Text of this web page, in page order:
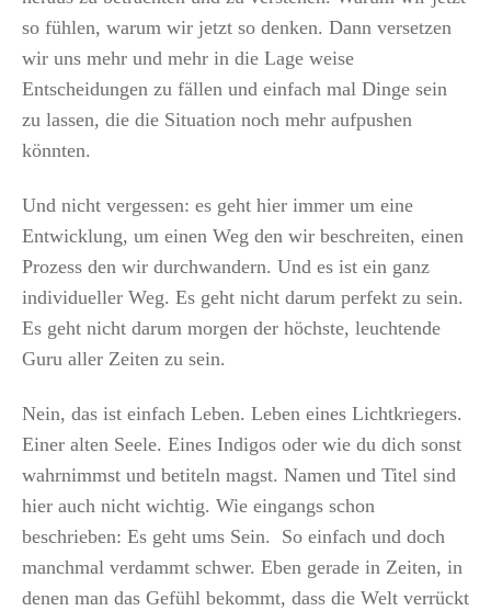
so fühlen, warum wir jetzt so denken. Dann versetzen
wir uns mehr und mehr in die Lage weise
Entscheidungen zu fällen und einfach mal Dinge sein
zu lassen, die die Situation noch mehr aufpushen
könnten.
Und nicht vergessen: es geht hier immer um eine
Entwicklung, um einen Weg den wir beschreiten, einen
Prozess den wir durchwandern. Und es ist ein ganz
individueller Weg. Es geht nicht darum perfekt zu sein.
Es geht nicht darum morgen der höchste, leuchtende
Guru aller Zeiten zu sein.
Nein, das ist einfach Leben. Leben eines Lichtkriegers.
Einer alten Seele. Eines Indigos oder wie du dich sonst
wahrnimmst und betiteln magst. Namen und Titel sind
hier auch nicht wichtig. Wie eingangs schon
beschrieben: Es geht ums Sein. So einfach und doch
manchmal verdammt schwer. Eben gerade in Zeiten, in
denen man das Gefühl bekommt, dass die Welt verrückt